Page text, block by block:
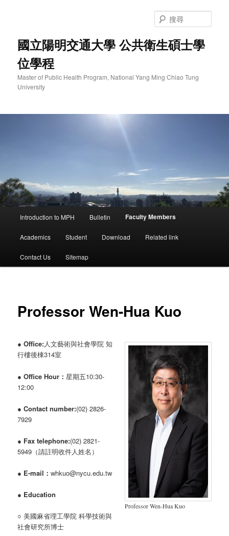
國立陽明交通大學 公共衛生碩士學
位學程
Master of Public Health Program, National Yang Ming Chiao Tung
University
尋
Introduction to MPH Bulletin Faculty Members
Academics Student Download Related link
Contact Us Sitemap
Professor Wen-Hua Kuo
Professor Wen-Hua Kuo
●Office:人文藝術與社會學院 知
行樓後棟314室
●Office Hour：星期五10:30-
12:00
●Contact number:(02) 2826-
7929
● Fax telephone:(02) 2821-
5949（請註明收件人姓名）
● E-mail：whkuo@nycu.edu.tw
● Education
○ 美國麻省理工學院 科學技術與
社會研究所博士